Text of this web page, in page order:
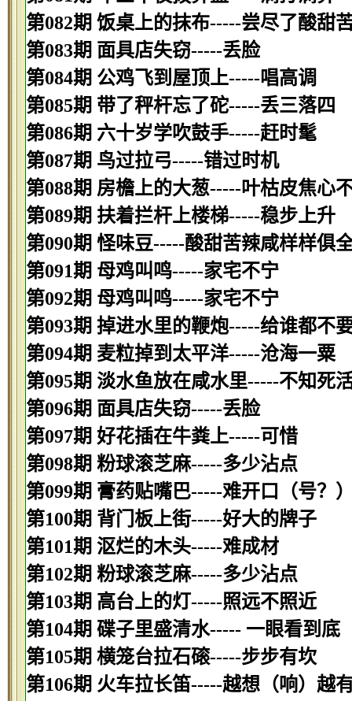
第082期 饭桌上的抹布-----尝尽了酸甜
第083期 面具店失窃-----丢脸
第084期 公鸡飞到屋顶上-----唱高调
第085期 带了秤杆忘了砣-----丢三落四
第086期 六十岁学吹鼓手-----赶时髦
第087期 鸟过拉弓-----错过时机
第088期 房檐上的大葱-----叶枯皮焦心
第089期 扶着拦杆上楼梯-----稳步上升
第090期 怪味豆-----酸甜苦辣咸样样俱
第091期 母鸡叫鸣-----家宅不宁
第092期 母鸡叫鸣-----家宅不宁
第093期 掉进水里的鞭炮-----给谁都不
第094期 麦粒掉到太平洋-----沧海一粟
第095期 淡水鱼放在咸水里-----不知死
第096期 面具店失窃-----丢脸
第097期 好花插在牛粪上-----可惜
第098期 粉球滚芝麻-----多少沾点
第099期 膏药贴嘴巴-----难开口（号？
第100期 背门板上街-----好大的牌子
第101期 沤烂的木头-----难成材
第102期 粉球滚芝麻-----多少沾点
第103期 高台上的灯-----照远不照近
第104期 碟子里盛清水----- 一眼看到底
第105期 横笼台拉石磙-----步步有坎
第106期 火车拉长笛-----越想（响）越